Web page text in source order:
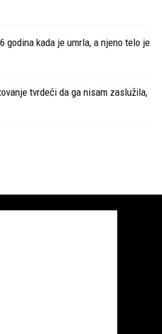
godina kada je umrla, a njeno telo je
tvrdeći da ga nisam zaslužila,